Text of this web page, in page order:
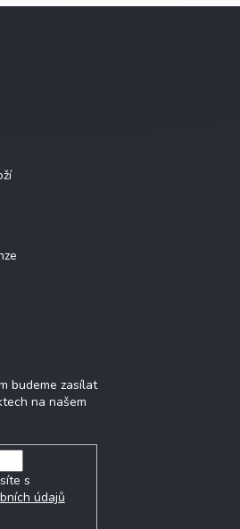
budeme zasílat
na našem
s
údajů